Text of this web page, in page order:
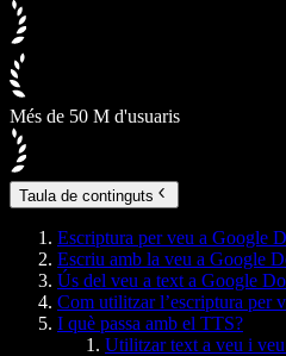
Més de 50 M d'usuaris
Taula de continguts
Escriptura per veu a Google
Escriu amb la veu a Google
Ús del veu a text a Google
Com utilitzar l’escriptura per
I què passa amb el TTS?
Utilitzar text a veu i